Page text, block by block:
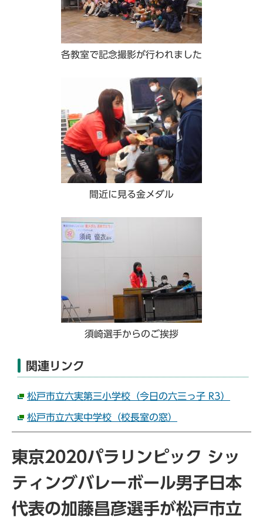
各教室で記念撮影が行われました
間近に見る金メダル
須崎選手からのご挨拶
関連リンク
松戸市立六実第三小学校（今日の六三っ子 R3）
松戸市立六実中学校（校長室の窓）
東京2020パラリンピック シッ
ティングバレーボール男子日本
代表の加藤昌彦選手が松戸市立